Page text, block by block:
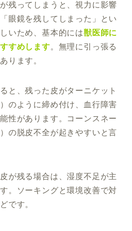
が残ってしまうと、視力に影響
眼鏡を残してしまった」とい
いため、基本的には獣医師に
すめします。無理に引っ張る
ります。
と、残った皮がターニケット
のように締め付け、血行障害
性があります。コーンスネー
の脱皮不全が起きやすいと言
が残る場合は、湿度不足が主
。ソーキングと環境改善で対
です。